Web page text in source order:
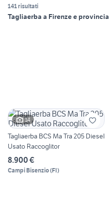
141 risultati
Tagliaerba a Firenze e provincia
14
Tagliaerba BCS Ma Tra 205 Diesel
Usato Raccoglitor
8.900 €
Campi Bisenzio(FI)